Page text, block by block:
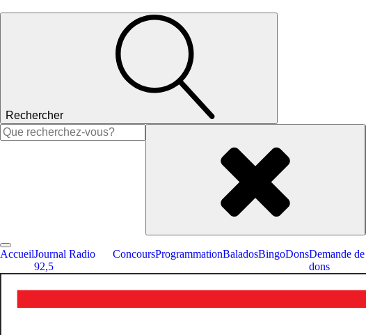
Rechercher
Rechercher :
AccueilJournal Radio
92,5
ConcoursProgrammationBaladosBingoDonsDemande de
dons